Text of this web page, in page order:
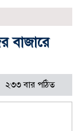
বাজারে
২৩৩ বার পঠিত